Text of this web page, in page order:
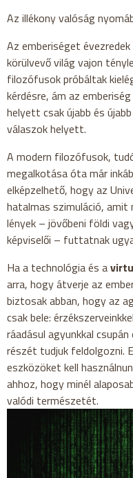
Az illékony valóság
Az emberiséget
körülvevő világ vajon
filozófusok próbáltak
kérdésre, ám az
helyett csak újabb és
válaszok helyett.
A modern filozófusok,
megalkotása óta már
elképzelhető, hogy az
hatalmas szimuláció,
lények – jövőbeni földi
képviselői – futtatnak
Ha a technológia és a
arra, hogy átverje az
biztosak abban, hogy az
csak bele:
ráadásul agyunkkal
részét tudjuk feldolgozni.
eszközöket kell
ahhoz, hogy minél
valódi természetét.